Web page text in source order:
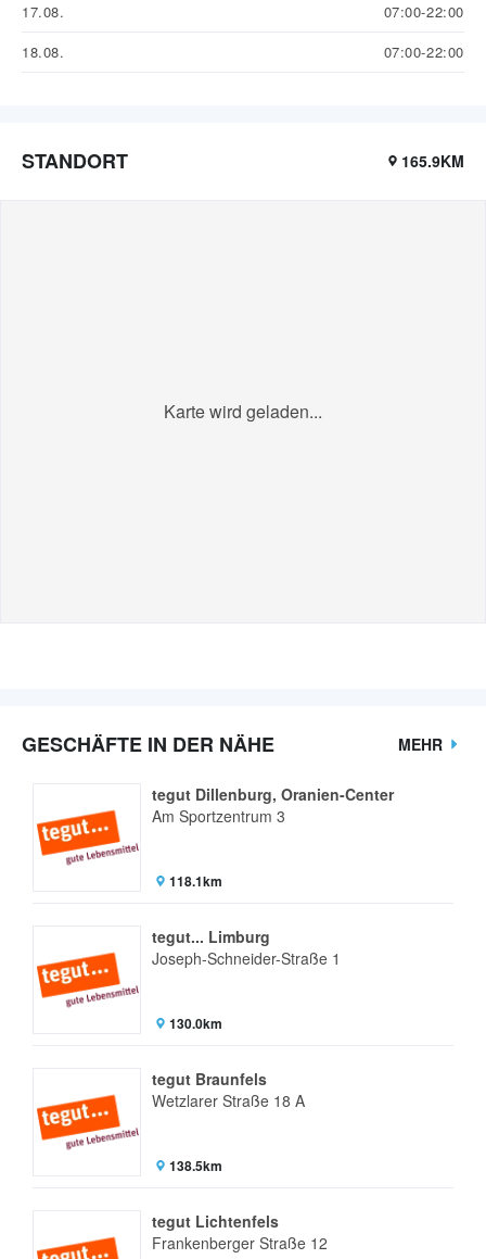
17.08.
07:00-22:00
18.08.
07:00-22:00
STANDORT 165.9KM
Karte wird geladen...
GESCHÄFTE IN DER NÄHE MEHR
tegut Dillenburg, Oranien-Center
Am Sportzentrum 3
118.1km
tegut... Limburg
Joseph-Schneider-Straße 1
130.0km
tegut Braunfels
Wetzlarer Straße 18 A
138.5km
tegut Lichtenfels
Frankenberger Straße 12